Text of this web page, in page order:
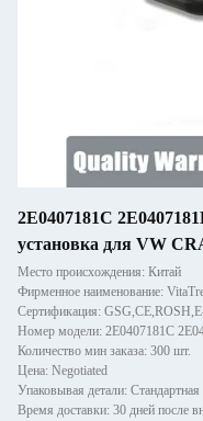
2E0407181C
установка для VW
Место происхождения: Китай
Фирменное наименование:
Сертификация:
Номер модели: 2E0407181C
Количество мин заказа: 300 шт.
Цена: Negotiated
Упаковывая детали: Стандартная
Время доставки: 30 дней после